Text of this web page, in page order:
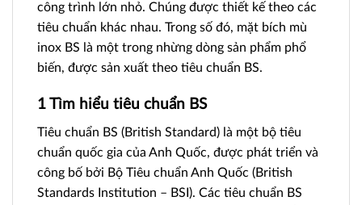
công trình lớn nhỏ. Chúng được thiết kế theo các
tiêu chuẩn khác nhau. Trong số đó, mặt bích mù
inox BS là một trong nhừng dòng sản phẩm phổ
biến, được sản xuất theo tiêu chuẩn BS.
1 Tìm hiểu tiêu chuẩn BS
Tiêu chuẩn BS (British Standard) là một bộ tiêu
chuẩn quốc gia của Anh Quốc, được phát triển và
công bố bởi Bộ Tiêu chuẩn Anh Quốc (British
Standards Institution – BSI). Các tiêu chuẩn BS